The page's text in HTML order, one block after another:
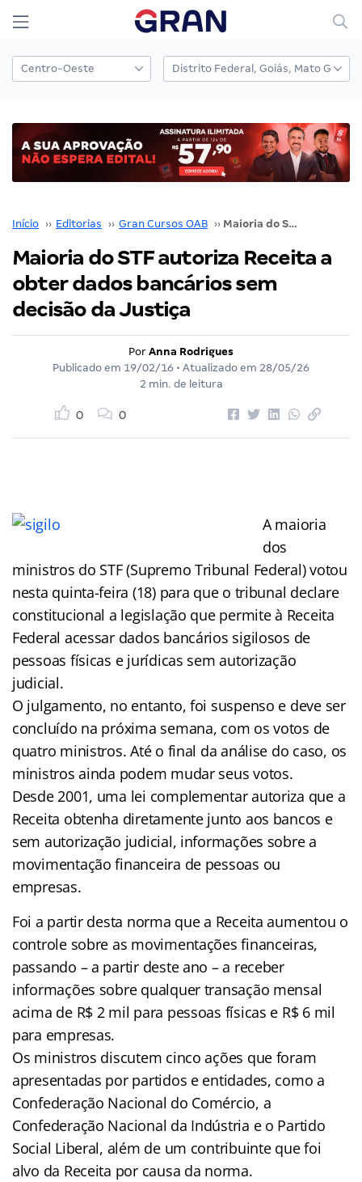
Início ›› Editorias ›› Gran Cursos OAB ›› Maioria do STF autoriza Receita a obter dados bancários sem decisão da Justiça
Maioria do STF autoriza Receita a
obter dados bancários sem
decisão da Justiça
Por Anna Rodrigues
Publicado em 19/02/16 • Atualizado em 28/05/26
2 min. de leitura
0 0
A maioria
dos
ministros do STF (Supremo Tribunal Federal) votou
nesta quinta-feira (18) para que o tribunal declare
constitucional a legislação que permite à Receita
Federal acessar dados bancários sigilosos de
pessoas físicas e jurídicas sem autorização
judicial.
O julgamento, no entanto, foi suspenso e deve ser
concluído na próxima semana, com os votos de
quatro ministros. Até o final da análise do caso, os
ministros ainda podem mudar seus votos.
Desde 2001, uma lei complementar autoriza que a
Receita obtenha diretamente junto aos bancos e
sem autorização judicial, informações sobre a
movimentação financeira de pessoas ou
empresas.
Foi a partir desta norma que a Receita aumentou o
controle sobre as movimentações financeiras,
passando – a partir deste ano – a receber
informações sobre qualquer transação mensal
acima de R$ 2 mil para pessoas físicas e R$ 6 mil
para empresas.
Os ministros discutem cinco ações que foram
apresentadas por partidos e entidades, como a
Confederação Nacional do Comércio, a
Confederação Nacional da Indústria e o Partido
Social Liberal, além de um contribuinte que foi
alvo da Receita por causa da norma.